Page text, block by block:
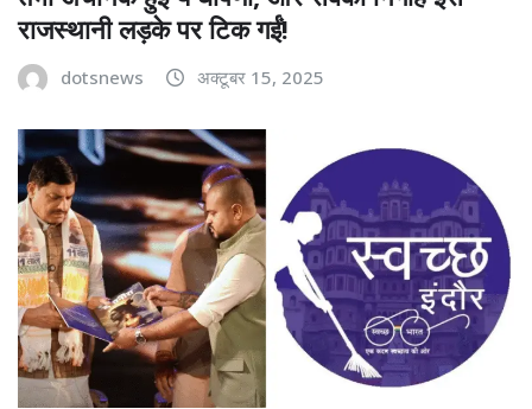
राजस्थानी लड़के पर टिक गईं!
dotsnews अक्टूबर 15, 2025